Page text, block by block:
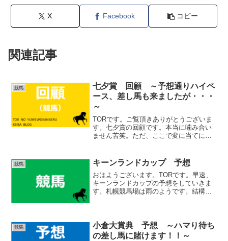
X Facebook コピー
関連記事
競馬
七夕賞 回顧 ～予想通りハイペ
ース、差し馬も来ましたが・・・
～
TORです。ご覧頂きありがとうございま
す。七夕賞の回顧です。本当に噛み合い
ません苦笑。ただ、ここで変に当てにい
時に後悔がすごいですからね。我慢です
ね・・・。 (adsb...
競馬 キーンランドカップ 予想
おはようございます。TORです。早速、
キーンランドカップの予想をしていきま
す。札幌競馬場は雨のようです。結構降
ーンも内枠に入りました...
競馬
小倉大賞典 予想 ～ハマり待ち
の差し馬に賭けます！！～